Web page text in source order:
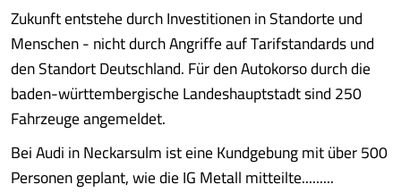
Zukunft entstehe durch Investitionen in Standorte und
Menschen - nicht durch Angriffe auf Tarifstandards und
den Standort Deutschland. Für den Autokorso durch die
baden-württembergische Landeshauptstadt sind 250
Fahrzeuge angemeldet.
Bei Audi in Neckarsulm ist eine Kundgebung mit über 500
Personen geplant, wie die IG Metall mitteilte.........